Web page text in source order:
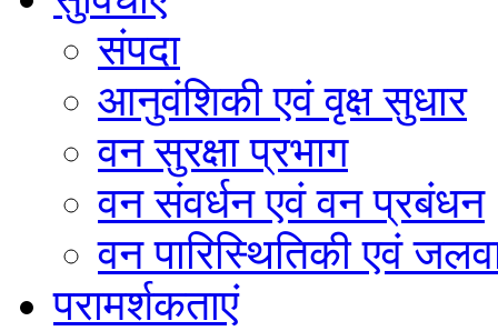
संपदा
आनुवंशिकी एवं वृक्ष सुधार
वन सुरक्षा प्रभाग
वन संवर्धन एवं वन प्रबंधन
वन पारिस्थितिकी एवं
परामर्शकताएं